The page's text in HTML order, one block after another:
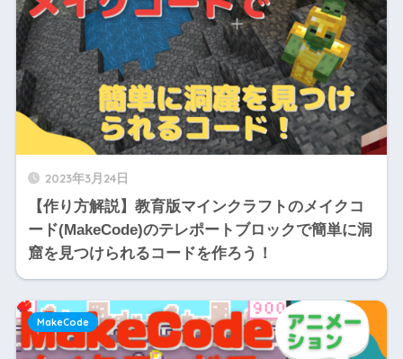
2023年3月24日
【作り方解説】教育版マインクラフトのメイクコ
ード(MakeCode)のテレポートブロックで簡単に洞
窟を見つけられるコードを作ろう！
MakeCode